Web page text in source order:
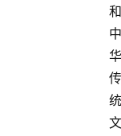
和
中
华
传
统
文